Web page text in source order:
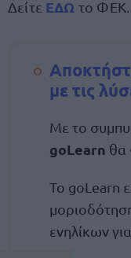
Δείτε ΕΔΩ το ΦΕΚ.
με τις
Με το
goLearn θα
Το goLearn
ενηλίκων